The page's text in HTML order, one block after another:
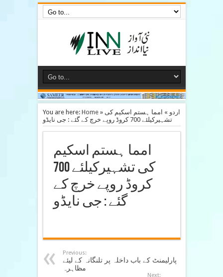
You are here: Home» اردو » امما ہستم اسکیم کی
تشہیرکیلئے 700 کروڈ روپے خرچ کے گئے : جی نایڈو
امما ہستم اسکیم
کی تشہیرکیلئے 700
کروڈ روپے خرچ کے
گئے : جی نایڈو
Previous:
پارلیمنٹ کے باب داخلہ پر تلنگانہ کے لیئے
مظاہرہ
Next: